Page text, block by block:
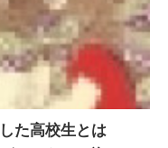
た高校生とは